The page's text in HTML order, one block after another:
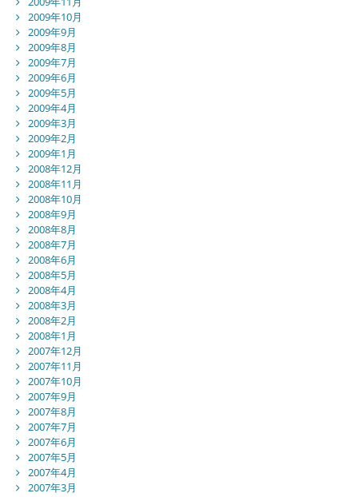
2009年10月
2009年9月
2009年8月
2009年7月
2009年6月
2009年5月
2009年4月
2009年3月
2009年2月
2009年1月
2008年12月
2008年11月
2008年10月
2008年9月
2008年8月
2008年7月
2008年6月
2008年5月
2008年4月
2008年3月
2008年2月
2008年1月
2007年12月
2007年11月
2007年10月
2007年9月
2007年8月
2007年7月
2007年6月
2007年5月
2007年4月
2007年3月